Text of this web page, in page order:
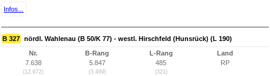
Infos...
B 327 nördl. Wahlenau (B 50/K 77) - westl. Hirschfeld (Hunsrück) (L 190)
Nr.
7.638
(12.672)
B-Rang
5.847
(3.469)
L-Rang
485
(321)
Land
RP